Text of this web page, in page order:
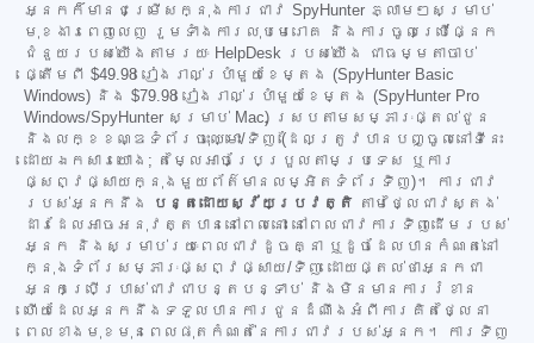
អ្នកក៏មានជម្រើសក្នុងការជាវ SpyHunter ភ្លាមៗសម្រាប់
មុខងារពេញលេញ រួមទាំងការលុបមេរោគ និងការចូលប្រើផ្នែក
ជំនួយរបស់យើងតាមរយៈ HelpDesk របស់យើង ជាធម្មតាចាប់
ផ្តើមពី $49.98 រៀងរាល់ប្រាំមួយខែម្តង (SpyHunter Basic
Windows) និង $79.98 រៀងរាល់ប្រាំមួយខែម្តង (SpyHunter Pro
Windows/SpyHunter សម្រាប់ Mac) ស្របតាមសម្ភារៈផ្តល់ជូន
និងលក្ខខណ្ឌទំព័រចុះឈ្មោះ/ទិញ (ដែលត្រូវបានបញ្ចូលនៅទីនេះ
ដោយឯកសារយោង; តម្លៃអាចប្រែប្រួលតាមប្រទេស ឬការ
ផ្សព្វផ្សាយក្នុងមួយព័ត៌មានលម្អិតទំព័រទិញ)។ ការជាវ
របស់អ្នកនឹង
បន្តដោយស្វ័យប្រវត្តិ តាមថ្លៃជាវស្តង់
ដារដែលអាចអនុវត្តបាននៅពេលនោះ នៅពេលជាវការទិញដើមរបស់
អ្នក និងសម្រាប់រយៈពេលជាវដូចគ្នា ឬដូចដែលបានកំណត់នៅ
ក្នុងទំព័រសម្ភារៈផ្សព្វផ្សាយ/ទិញ ដោយផ្តល់ថាអ្នកជា
អ្នកប្រើប្រាស់ជាវជាបន្តបន្ទាប់ និងមិនមានការរំខាន
ហើយដែលអ្នកនឹងទទួលបានការជូនដំណឹងអំពីការគិតថ្លៃនា
ពេលខាងមុខមុនពេលផុតកំណត់នៃការជាវរបស់អ្នក។ ការទិញ